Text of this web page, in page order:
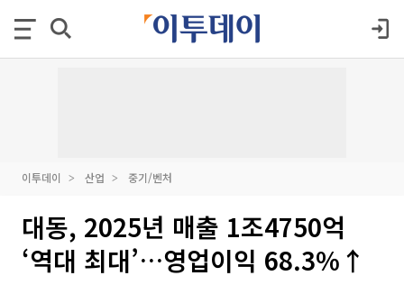
이투데이 산업 중기/벤처
대동, 2025년 매출 1조4750억
‘역대 최대’…영업이익 68.3%↑